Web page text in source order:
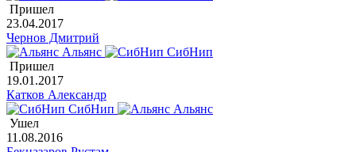
Пришел
23.04.2017
Чернов Дмитрий
Альянс
СибНип
Пришел
19.01.2017
Катков Александр
СибНип
Альянс
Ушел
11.08.2016